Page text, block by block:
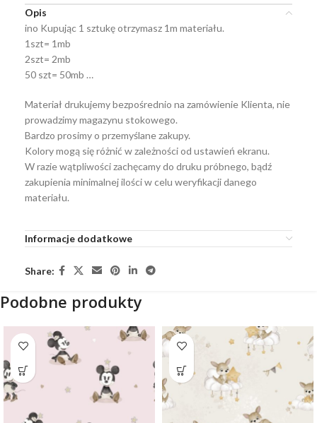
Opis
ino Kupując 1 sztukę otrzymasz 1m materiału.
1szt= 1mb
2szt= 2mb
50 szt= 50mb …
Materiał drukujemy bezpośrednio na zamówienie Klienta, nie
prowadzimy magazynu stokowego.
Bardzo prosimy o przemyślane zakupy.
Kolory mogą się różnić w zależności od ustawień ekranu.
W razie wątpliwości zachęcamy do druku próbnego, bądź
zakupienia minimalnej ilości w celu weryfikacji danego
materiału.
Informacje dodatkowe
Share:
Podobne produkty